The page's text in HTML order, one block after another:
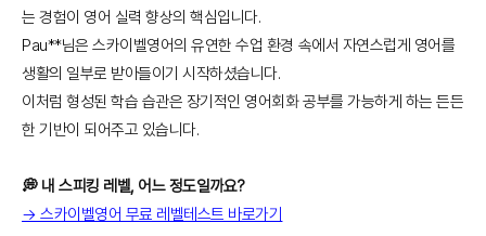
는 경험이 영어 실력 향상의 핵심입니다.
Pau**님은 스카이벨영어의 유연한 수업 환경 속에서 자연스럽게 영어를
생활의 일부로 받아들이기 시작하셨습니다.
이처럼 형성된 학습 습관은 장기적인 영어회화 공부를 가능하게 하는 든든
한 기반이 되어주고 있습니다.
💭 내 스피킹 레벨, 어느 정도일까요?
→ 스카이벨영어 무료 레벨테스트 바로가기